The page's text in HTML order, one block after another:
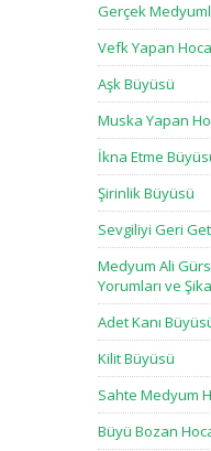
Gerçek
Vefk Yapan
Aşk Büyüsü
Muska Yapan
İkna Etme
Şirinlik Büyüsü
Sevgiliyi Geri
Medyum Ali
Yorumları ve
Adet Kanı
Kilit Büyüsü
Sahte Medyum
Büyü Bozan